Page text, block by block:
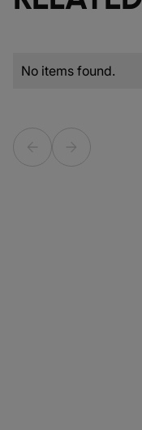
No items found.